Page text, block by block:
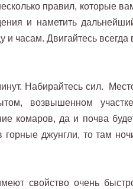
правил, которые
и наметить
и часам. Двигайтесь всегда
Набирайтесь сил.
возвышенном
комаров, да и почва
джунгли, то там
свойство очень